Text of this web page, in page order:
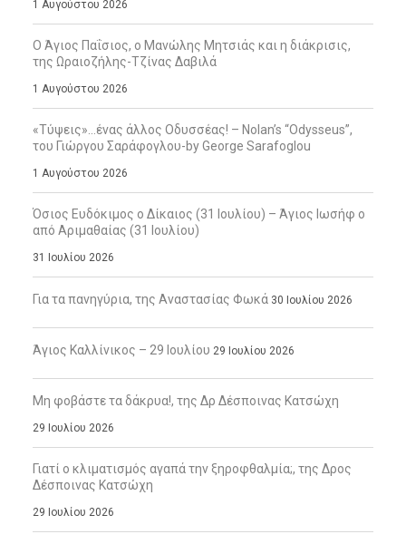
1 Αυγούστου 2026
Ο Άγιος Παΐσιος, ο Μανώλης Μητσιάς και η διάκρισις,
της Ωραιοζήλης-Τζίνας Δαβιλά
1 Αυγούστου 2026
«Τύψεις»…ένας άλλος Οδυσσέας! – Nolan’s “Odysseus”,
του Γιώργου Σαράφογλου-by George Sarafoglou
1 Αυγούστου 2026
Όσιος Ευδόκιμος ο Δίκαιος (31 Ιουλίου) – Άγιος Ιωσήφ ο
από Αριμαθαίας (31 Ιουλίου)
31 Ιουλίου 2026
Για τα πανηγύρια, της Αναστασίας Φωκά 30 Ιουλίου 2026
Άγιος Καλλίνικος – 29 Ιουλίου 29 Ιουλίου 2026
Μη φοβάστε τα δάκρυα!, της Δρ Δέσποινας Κατσώχη
29 Ιουλίου 2026
Γιατί ο κλιματισμός αγαπά την ξηροφθαλμία;, της Δρος
Δέσποινας Κατσώχη
29 Ιουλίου 2026